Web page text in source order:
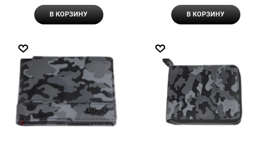
В КОРЗИНУ В КОРЗИНУ